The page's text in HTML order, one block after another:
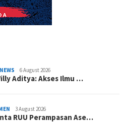
NEWS 6 August 2026
Aditya: Akses Ilmu …
3 August 2026
RUU Perampasan Ase…